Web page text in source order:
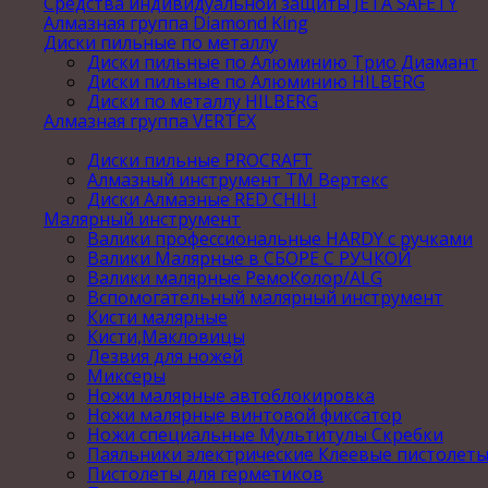
Алмазная группа Diamond King
Диски пильные по металлу
Диски пильные по Алюминию Трио Диамант
Диски пильные по Алюминию HILBERG
Диски по металлу HILBERG
Алмазная группа VERTEX
Диски пильные PROCRAFT
Алмазный инструмент ТМ Вертекс
Диски Алмазные RED CHILI
Малярный инструмент
Валики профессиональные HARDY с ручками
Валики Малярные в СБОРЕ С РУЧКОЙ
Валики малярные РемоКолор/ALG
Вспомогательный малярный инструмент
Кисти малярные
Кисти,Макловицы
Лезвия для ножей
Миксеры
Ножи малярные автоблокировка
Ножи малярные винтовой фиксатор
Ножи специальные Мультитулы Скребки
Паяльники электрические Клеевые
Пистолеты для герметиков